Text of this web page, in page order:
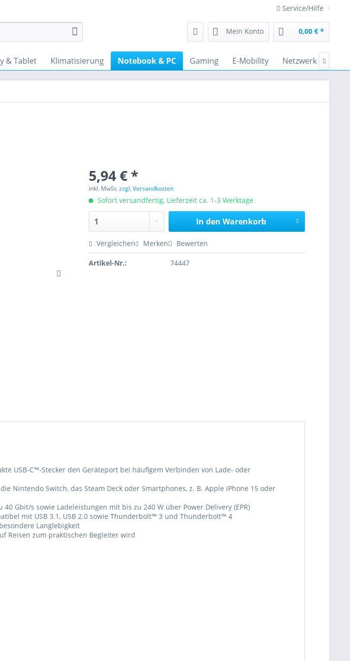
Service/Hilfe
Mein Konto 0,00 € *
& Tablet Klimatisierung Notebook & PC Gaming E-Mobility Netzwerk 
5,94 € *
inkl. MwSt.zzgl. Versandkosten
Sofort versandfertig, Lieferzeit ca. 1-3 Werktage
In den Warenkorb
Vergleichen Merken Bewerten
Artikel-Nr.: 74447
USB-C™-Stecker den Geräteport bei häufigem Verbinden von Lade- oder
Nintendo Switch, das Steam Deck oder Smartphones, z. B. Apple iPhone 15 oder
Gbit/s sowie Ladeleistungen mit bis zu 240 W über Power Delivery (EPR)
mit USB 3.1, USB 2.0 sowie Thunderbolt™ 3 und Thunderbolt™ 4
Langlebigkeit
Reisen zum praktischen Begleiter wird